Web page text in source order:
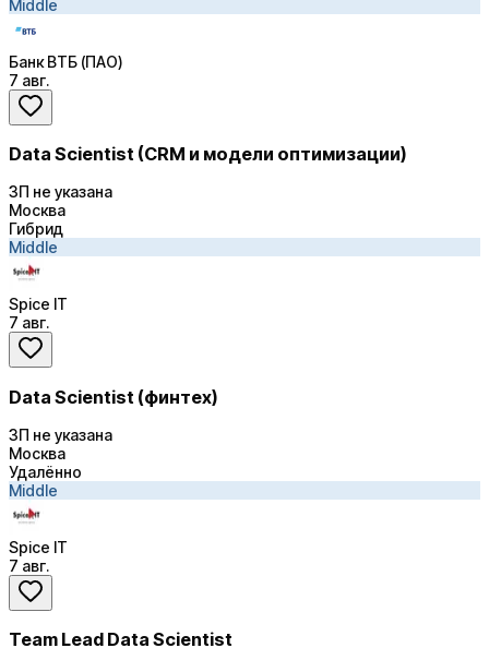
Middle
Банк ВТБ (ПАО)
7 авг.
Data Scientist (CRM и модели оптимизации)
ЗП не указана
Москва
Гибрид
Middle
Spice IT
7 авг.
Data Scientist (финтех)
ЗП не указана
Москва
Удалённо
Middle
Spice IT
7 авг.
Team Lead Data Scientist